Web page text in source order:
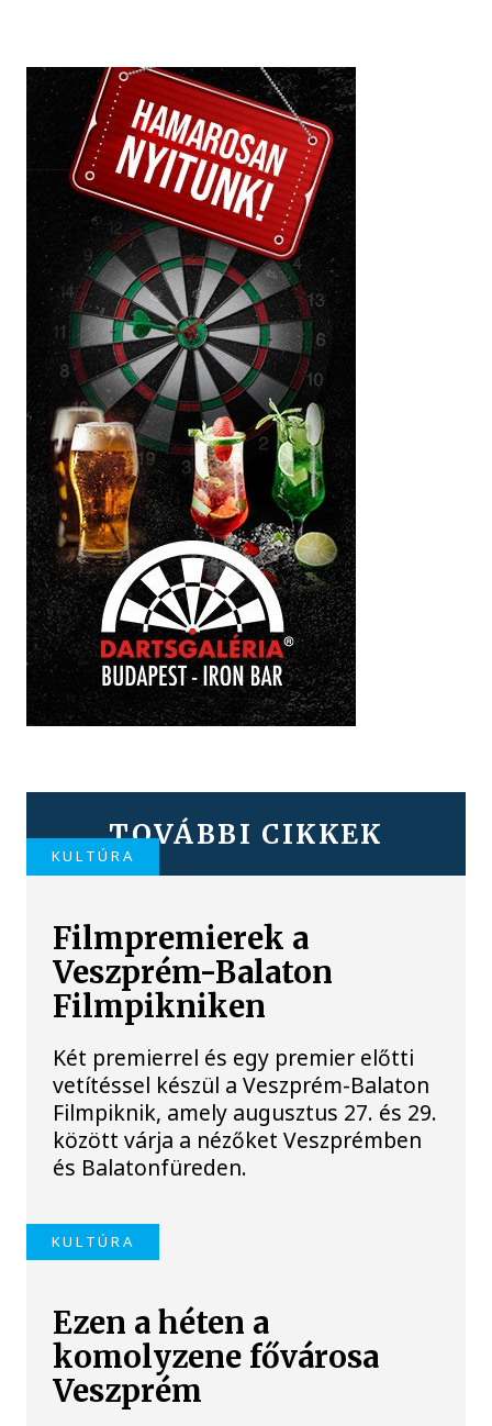
TOVÁBBI CIKKEK
KULTÚRA
Filmpremierek a
Veszprém-Balaton
Filmpikniken
Két premierrel és egy premier előtti
vetítéssel készül a Veszprém-Balaton
Filmpiknik, amely augusztus 27. és 29.
között várja a nézőket Veszprémben
és Balatonfüreden.
KULTÚRA
Ezen a héten a
komolyzene fővárosa
Veszprém